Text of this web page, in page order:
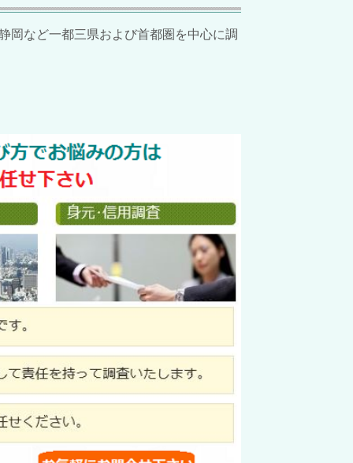
岡など一都三県および首都圏を中心に調